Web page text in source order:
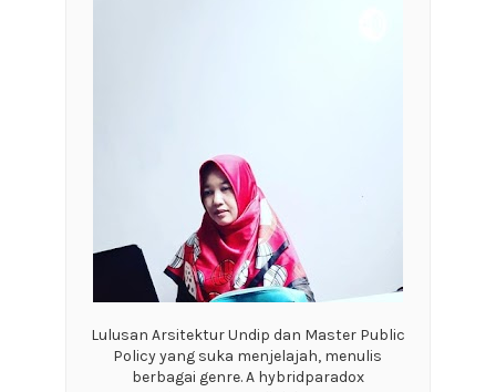
Lulusan Arsitektur Undip dan Master Public
Policy yang suka menjelajah, menulis
berbagai genre. A hybridparadox